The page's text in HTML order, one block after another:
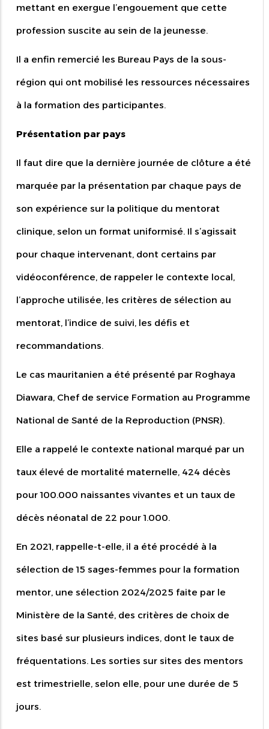
mettant en exergue l’engouement que cette
profession suscite au sein de la jeunesse.
Il a enfin remercié les Bureau Pays de la sous-
région qui ont mobilisé les ressources nécessaires
à la formation des participantes.
Présentation par pays
Il faut dire que la dernière journée de clôture a été
marquée par la présentation par chaque pays de
son expérience sur la politique du mentorat
clinique, selon un format uniformisé. Il s’agissait
pour chaque intervenant, dont certains par
vidéoconférence, de rappeler le contexte local,
l’approche utilisée, les critères de sélection au
mentorat, l’indice de suivi, les défis et
recommandations.
Le cas mauritanien a été présenté par Roghaya
Diawara, Chef de service Formation au Programme
National de Santé de la Reproduction (PNSR).
Elle a rappelé le contexte national marqué par un
taux élevé de mortalité maternelle, 424 décès
pour 100.000 naissantes vivantes et un taux de
décès néonatal de 22 pour 1.000.
En 2021, rappelle-t-elle, il a été procédé à la
sélection de 15 sages-femmes pour la formation
mentor, une sélection 2024/2025 faite par le
Ministère de la Santé, des critères de choix de
sites basé sur plusieurs indices, dont le taux de
fréquentations. Les sorties sur sites des mentors
est trimestrielle, selon elle, pour une durée de 5
jours.